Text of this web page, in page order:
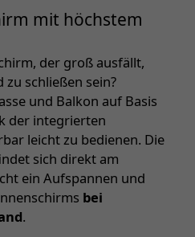
mit höchstem
der groß ausfällt,
schließen sein?
und Balkon auf Basis
der integrierten
leicht zu bedienen. Die
sich direkt am
ein Aufspannen und
bei
.